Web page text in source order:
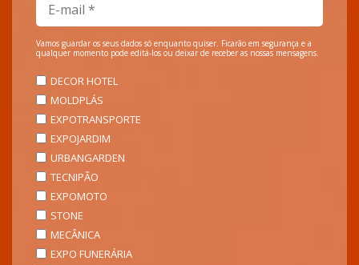
Vamos guardar os seus dados só enquanto quiser. Ficarão em segurança e a
qualquer momento pode editá-los ou deixar de receber as nossas mensagens.
DECOR HOTEL
MOLDPLÁS
EXPOTRANSPORTE
EXPOJARDIM
URBANGARDEN
TECNIPÃO
EXPOMOTO
STONE
MECÂNICA
EXPO FUNERÁRIA